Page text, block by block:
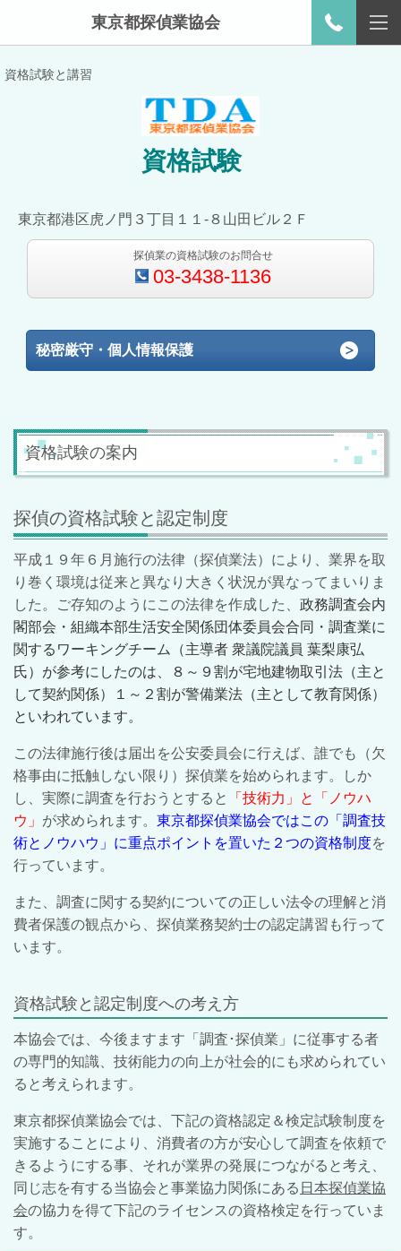
東京都探偵業協会
資格試験と講習
資格試験
東京都港区虎ノ門３丁目１１-８山田ビル２Ｆ
探偵業の資格試験のお問合せ
03-3438-1136
秘密厳守・個人情報保護
資格試験の案内
探偵の資格試験と認定制度
平成１９年６月施行の法律（探偵業法）により、業界を取
り巻く環境は従来と異なり大きく状況が異なってまいりま
した。ご存知のようにこの法律を作成した、 政務調査会内
閣部会・組織本部生活安全関係団体委員会合同・調査業に
関するワーキングチーム（主導者 衆議院議員 葉梨康弘
氏）が参考にしたのは、８～９割が宅地建物取引法（主と
して契約関係）１～２割が警備業法（主として教育関係）
といわれています。
この法律施行後は届出を公安委員会に行えば、誰でも（欠
格事由に抵触しない限り）探偵業を始められます。しか
し、実際に調査を行おうとすると
「技術力」と「ノウハ
ウ」 が求められます。 東京都探偵業協会ではこの「調査技
術とノウハウ」に重点ポイントを置いた２つの資格制度を
行っています。
また、調査に関する契約についての正しい法令の理解と消
費者保護の観点から、探偵業務契約士の認定講習も行って
います。
資格試験と認定制度への考え方
本協会では、今後ますます「調査･探偵業」に従事する者
の専門的知識、技術能力の向上が社会的にも求められてい
ると考えられます。
東京都探偵業協会では、下記の資格認定＆検定試験制度を
実施することにより、消費者の方が安心して調査を依頼で
きるようにする事、それが業界の発展につながると考え、
同じ志を有する当協会と事業協力関係にある 日本探偵業協
会の協力を得て下記のライセンスの資格検定を行っていま
す。